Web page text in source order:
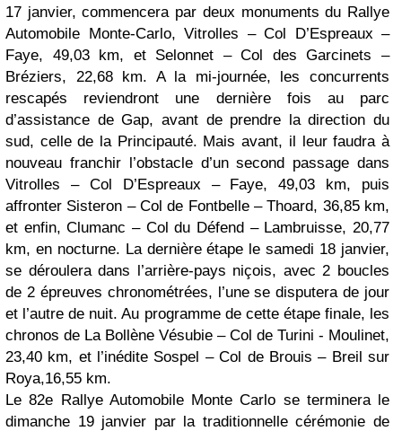
17 janvier, commencera par deux monuments du Rallye
Automobile Monte-Carlo, Vitrolles – Col D’Espreaux –
Faye, 49,03 km, et Selonnet – Col des Garcinets –
Bréziers, 22,68 km. A la mi-journée, les concurrents
rescapés reviendront une dernière fois au parc
d’assistance de Gap, avant de prendre la direction du
sud, celle de la Principauté. Mais avant, il leur faudra à
nouveau franchir l’obstacle d’un second passage dans
Vitrolles – Col D’Espreaux – Faye, 49,03 km, puis
affronter Sisteron – Col de Fontbelle – Thoard, 36,85 km,
et enfin, Clumanc – Col du Défend – Lambruisse, 20,77
km, en nocturne. La dernière étape le samedi 18 janvier,
se déroulera dans l’arrière-pays niçois, avec 2 boucles
de 2 épreuves chronométrées, l’une se disputera de jour
et l’autre de nuit. Au programme de cette étape finale, les
chronos de La Bollène Vésubie – Col de Turini - Moulinet,
23,40 km, et l’inédite Sospel – Col de Brouis – Breil sur
Roya,16,55 km.
Le 82e Rallye Automobile Monte Carlo se terminera le
dimanche 19 janvier par la traditionnelle cérémonie de